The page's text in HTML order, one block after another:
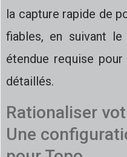
la capture rapide de
fiables, en suivant
étendue requise
détaillés.
Rationaliser
Une